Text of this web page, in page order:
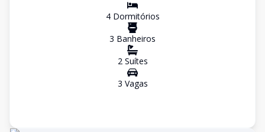
4Dormitórios
3 Banheiros
2Suítes
3 Vagas